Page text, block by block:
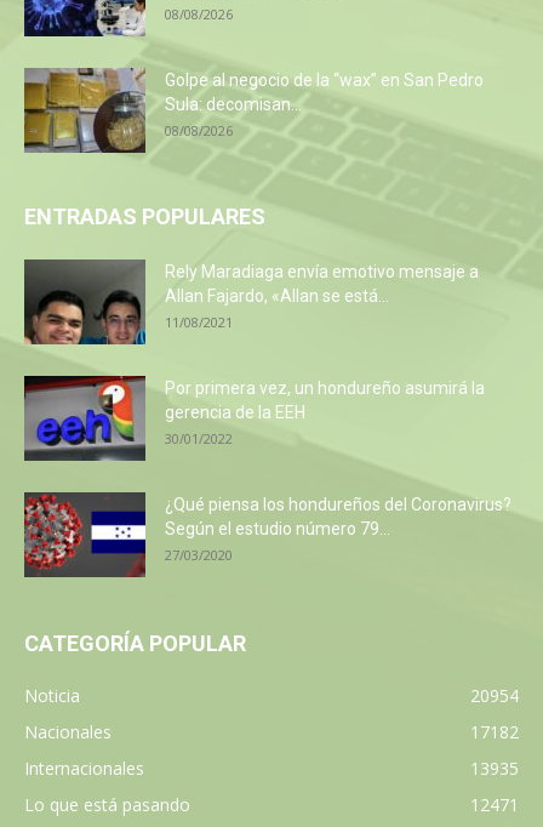
08/08/2026
Golpe al negocio de la “wax” en San Pedro
Sula: decomisan...
08/08/2026
ENTRADAS POPULARES
Rely Maradiaga envía emotivo mensaje a
Allan Fajardo, «Allan se está...
11/08/2021
Por primera vez, un hondureño asumirá la
gerencia de la EEH
30/01/2022
¿Qué piensa los hondureños del Coronavirus?
Según el estudio número 79...
27/03/2020
CATEGORÍA POPULAR
Noticia
20954
Nacionales
17182
Internacionales
13935
Lo que está pasando
12471